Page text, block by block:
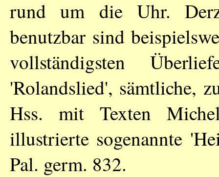
rund um die Uhr.
benutzbar sind
vollständigsten
'Rolandslied', sämtliche,
Hss. mit Texten
illustrierte sogenannte
Pal. germ. 832.